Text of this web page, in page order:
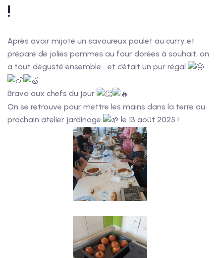
!
Après avoir mijoté un savoureux poulet au curry et
préparé de jolies pommes au four dorées à souhait, on
a tout dégusté ensemble… et c’était un pur régal
Bravo aux chefs du jour
On se retrouve pour mettre les mains dans la terre au
prochain atelier jardinage
le 13 août 2025 !